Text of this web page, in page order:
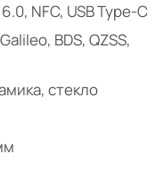
NFC, USB Type-C
BDS, QZSS,
стекло